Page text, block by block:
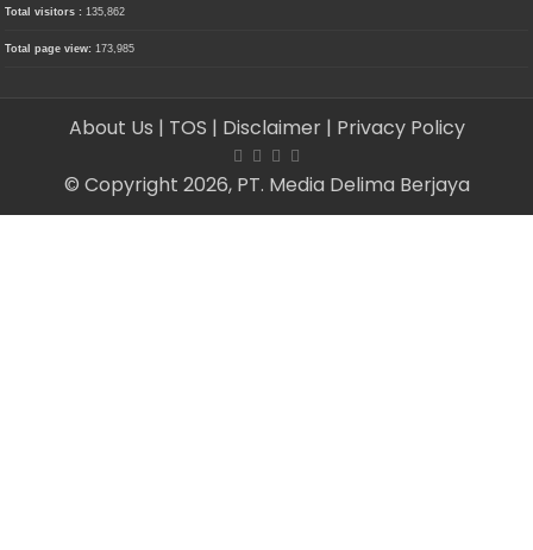
Total visitors :135,862
Total page view:173,985
About Us | TOS | Disclaimer | Privacy Policy
© Copyright 2026, PT. Media Delima Berjaya